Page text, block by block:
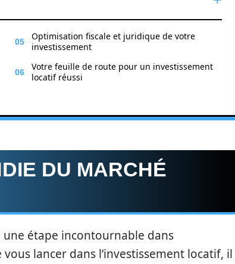
Optimisation fiscale et juridique de votre
investissement
Votre feuille de route pour un investissement
locatif réussi
DU MARCHÉ
une étape incontournable dans
vous lancer dans l’investissement locatif, il